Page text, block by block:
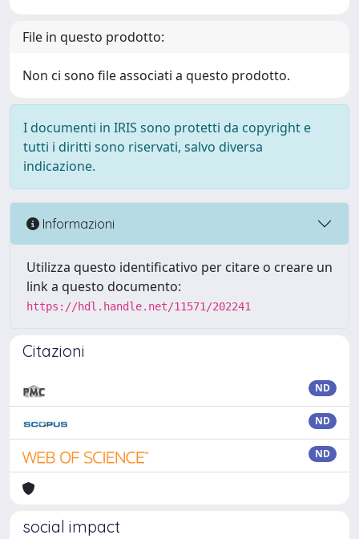
File in questo prodotto:
Non ci sono file associati a questo prodotto.
I documenti in IRIS sono protetti da copyright e
tutti i diritti sono riservati, salvo diversa
indicazione.
Informazioni
Utilizza questo identificativo per citare o creare un
link a questo documento:
https://hdl.handle.net/11571/202241
Citazioni
ND
ND
ND
social impact